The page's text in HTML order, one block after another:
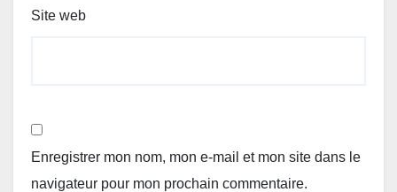
Site web
Enregistrer mon nom, mon e-mail et mon site dans le
navigateur pour mon prochain commentaire.